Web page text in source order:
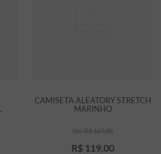
CAMISETA ALEATORY STRETCH
MARINHO
R$169,00
R$ 119,00